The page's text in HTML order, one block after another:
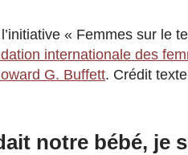
« Femmes sur le
internationale des
G. Buffett. Crédit
notre bébé, je